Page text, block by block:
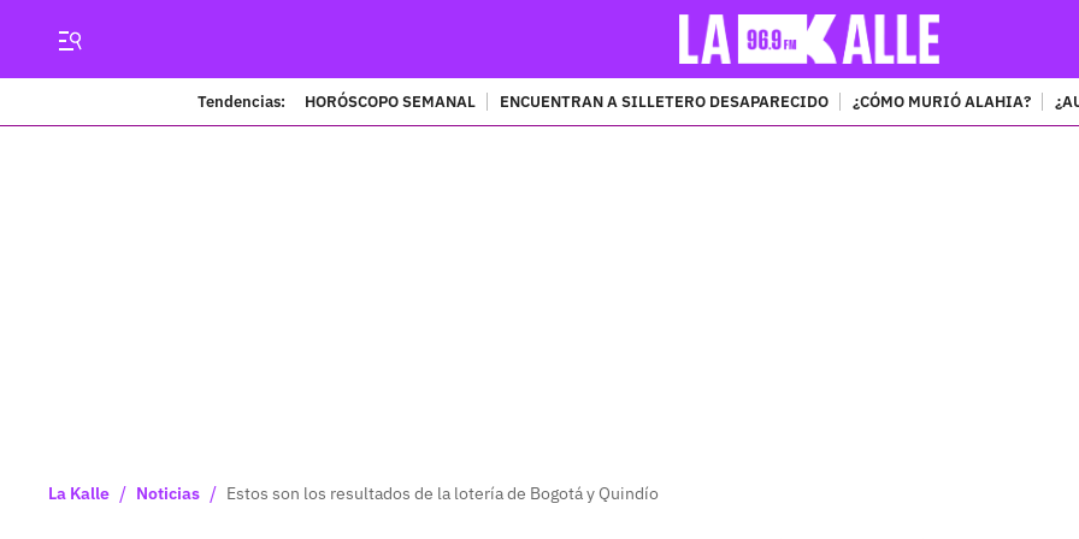
Tendencias: HORÓSCOPO SEMANAL ENCUENTRAN A SILLETERO DESAPARECIDO ¿CÓMO MURIÓ ALAHIA?
La Kalle / Noticias / Estos son los resultados de la lotería de Bogotá y Quindío